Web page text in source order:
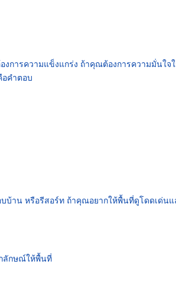
งการความแข็งแกร่ง ถ้าคุณต้องการความมั่นใจ
คำตอบ
บ้าน หรือรีสอร์ท ถ้าคุณอยากให้พื้นที่ดูโดดเด่น
ลักษณ์ให้พื้นที่